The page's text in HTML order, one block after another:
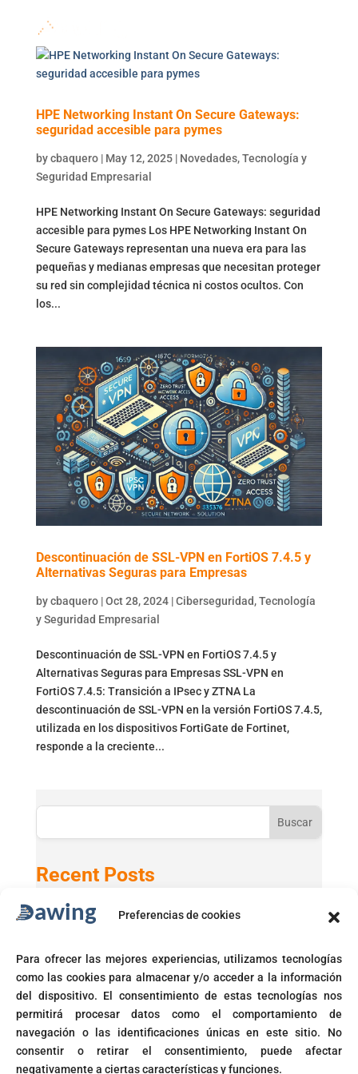
Preferencias de cookies
Para ofrecer las mejores experiencias, utilizamos tecnologías
como las cookies para almacenar y/o acceder a la información
del dispositivo. El consentimiento de estas tecnologías nos
permitirá procesar datos como el comportamiento de
navegación o las identificaciones únicas en este sitio. No
consentir o retirar el consentimiento, puede afectar
negativamente a ciertas características y funciones.
HPE Networking Instant On Secure Gateways:
seguridad accesible para pymes
bycbaquero| May 12, 2025| Novedades,Tecnología y
Seguridad Empresarial
HPE Networking Instant On Secure Gateways: seguridad
accesible para pymes Los HPE Networking Instant On
Secure Gateways representan una nueva era para las
pequeñas y medianas empresas que necesitan proteger
su red sin complejidad técnica ni costos ocultos. Con
los...
Descontinuación de SSL-VPN en FortiOS 7.4.5 y
Alternativas Seguras para Empresas
bycbaquero|Oct 28, 2024|Ciberseguridad,Tecnología
y Seguridad Empresarial
Descontinuación de SSL-VPN en FortiOS 7.4.5 y
Alternativas Seguras para Empresas SSL-VPN en
FortiOS 7.4.5: Transición a IPsec y ZTNA La
descontinuación de SSL-VPN en la versión FortiOS 7.4.5,
utilizada en los dispositivos FortiGate de Fortinet,
responde a la creciente...
Buscar
Recent Posts
Active Directory 2025 con Windows 11 24H2
Microsoft activará automáticamente políticas de acceso
condicional
Fin del soporte para Windows 10
Corte prohíbe Zero Rating en Colombia